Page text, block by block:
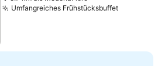
Umfangreiches FrühstücksbuffetPreise